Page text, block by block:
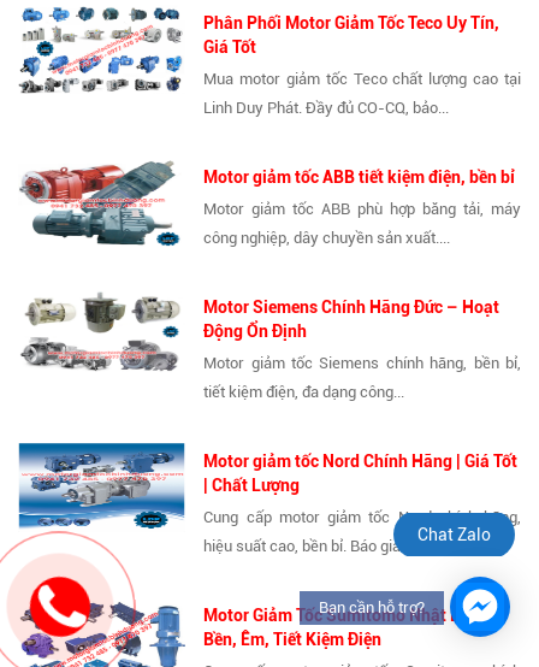
Phân Phối Motor Giảm Tốc Teco Uy Tín,
Giá Tốt
Mua motor giảm tốc Teco chất lượng cao tại
Linh Duy Phát. Đầy đủ CO-CQ, bảo...
Motor giảm tốc ABB tiết kiệm điện, bền bỉ
Motor giảm tốc ABB phù hợp băng tải, máy
công nghiệp, dây chuyền sản xuất....
Motor Siemens Chính Hãng Đức – Hoạt
Động Ổn Định
Motor giảm tốc Siemens chính hãng, bền bỉ,
tiết kiệm điện, đa dạng công...
Motor giảm tốc Nord Chính Hãng | Giá Tốt
| Chất Lượng
Cung cấp motor giảm tốc Nord chính hãng,
hiệu suất cao, bền bỉ. Báo giá tốt...
Motor Giảm Tốc Sumitomo Nhật Bản –
Bền, Êm, Tiết Kiệm Điện
Chat Zalo
Bạn cần hỗ trợ?